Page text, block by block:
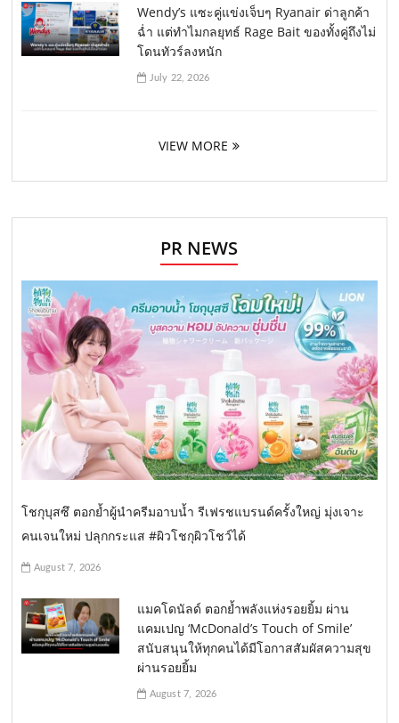
Wendy’s แซะคู่แข่งเจ็บๆ Ryanair ด่าลูกค้า
ฉ่ำ แต่ทำไมกลยุทธ์ Rage Bait ของทั้งคู่ถึงไม่
โดนทัวร์ลงหนัก
July 22, 2026
VIEW MORE
PR NEWS
โชกุบุสซึ ตอกย้ำผู้นำครีมอาบน้ำ รีเฟรชแบรนด์ครั้งใหญ่ มุ่งเจาะ
คนเจนใหม่ ปลุกกระแส #ผิวโชกุผิวโชว์ได้
August 7, 2026
แมคโดนัลด์ ตอกย้ำพลังแห่งรอยยิ้ม ผ่าน
แคมเปญ ‘McDonald’s Touch of Smile’
สนับสนุนให้ทุกคนได้มีโอกาสสัมผัสความสุข
ผ่านรอยยิ้ม
August 7, 2026